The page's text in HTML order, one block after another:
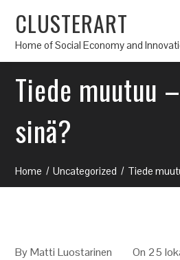
CLUSTERART
Home of Social Economy and
Tiede muutuu
sinä?
Home Uncategorized Tiede
ByMatti Luostarinen On 25